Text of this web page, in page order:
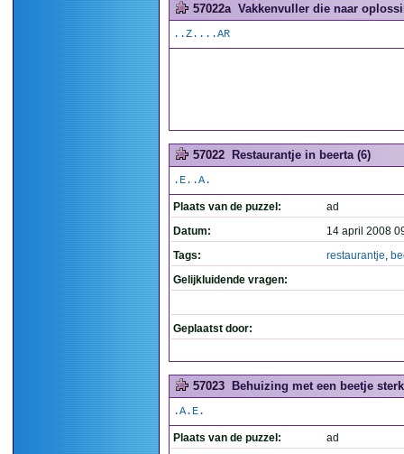
57022a Vakkenvuller die naar
..Z....AR
57022 Restaurantje in beerta (6)
.E..A.
Plaats van de puzzel:
ad
Datum:
14 april 2008
Tags:
restaurantje,
Gelijkluidende vragen:
Geplaatst door:
57023 Behuizing met een beetje
.A.E.
Plaats van de puzzel: ad